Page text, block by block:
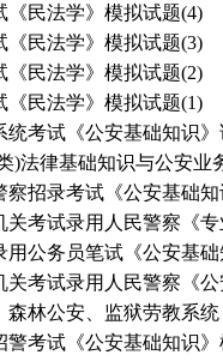
《民法学》模拟试题(4)
《民法学》模拟试题(3)
《民法学》模拟试题(2)
《民法学》模拟试题(1)
统考试《公安基础知识》
)法律基础知识与公安业
察招录考试《公安基础
关考试录用人民警察《
用公务员笔试《公安基
关考试录用人民警察《
森林公安、监狱劳教系
警考试《公安基础知识》